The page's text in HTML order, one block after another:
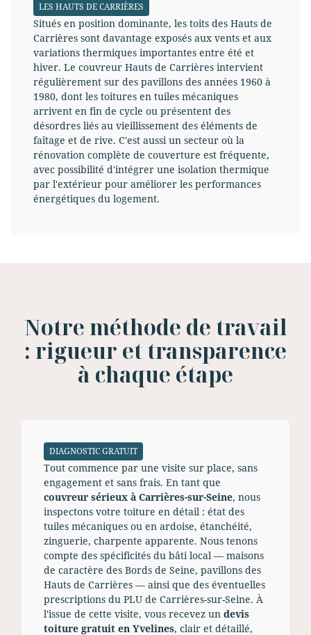
LES HAUTS DE CARRIÈRES
Situés en position dominante, les toits des Hauts de
Carrières sont davantage exposés aux vents et aux
variations thermiques importantes entre été et
hiver. Le couvreur Hauts de Carrières intervient
régulièrement sur des pavillons des années 1960 à
1980, dont les toitures en tuiles mécaniques
arrivent en fin de cycle ou présentent des
désordres liés au vieillissement des éléments de
faîtage et de rive. C'est aussi un secteur où la
rénovation complète de couverture est fréquente,
avec possibilité d'intégrer une isolation thermique
par l'extérieur pour améliorer les performances
énergétiques du logement.
Notre méthode de travail
: rigueur et transparence
à chaque étape
DIAGNOSTIC GRATUIT
Tout commence par une visite sur place, sans
engagement et sans frais. En tant que
couvreur sérieux à Carrières-sur-Seine, nous
inspectons votre toiture en détail : état des
tuiles mécaniques ou en ardoise, étanchéité,
zinguerie, charpente apparente. Nous tenons
compte des spécificités du bâti local — maisons
de caractère des Bords de Seine, pavillons des
Hauts de Carrières — ainsi que des éventuelles
prescriptions du PLU de Carrières-sur-Seine. À
l'issue de cette visite, vous recevez un devis
toiture gratuit en Yvelines, clair et détaillé,